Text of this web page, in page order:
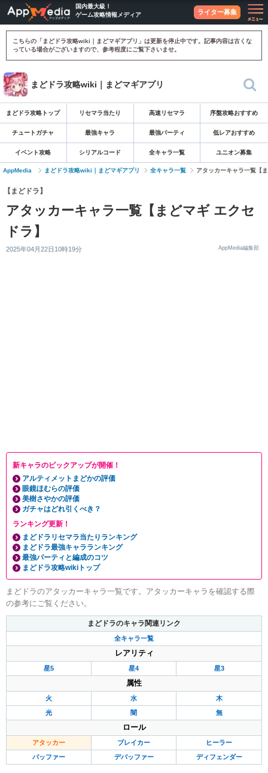
国内最大級！
ゲーム攻略情報メディア
ライター募集
こちらの「まどドラ攻略wiki｜まどマギアプリ」は更新を停止中です。記事内容は古くな
っている場合がございますので、参考程度にご覧下さいませ。
まどドラ攻略wiki｜まどマギアプリ
まどドラ攻略トップ リセマラ当たり 高速リセマラ 序盤攻略おすすめ
チュートガチャ 最強キャラ 最強パーティ 低レアおすすめ
イベント攻略 シリアルコード 全キャラ一覧 ユニオン募集
AppMedia まどドラ攻略wiki｜まどマギアプリ 全キャラ一覧 アタッカーキャラ一覧【
【まどドラ】
アタッカーキャラ一覧【まどマギ エクセ
ドラ】
2025年04月22日10時19分 AppMedia編集部
新キャラのピックアップが開催！
アルティメットまどかの評価
眼鏡ほむらの評価
美樹さやかの評価
ガチャはどれ引くべき？
ランキング更新！
まどドラリセマラ当たりランキング
まどドラ最強キャラランキング
最強パーティと編成のコツ
まどドラ攻略wikiトップ
まどドラのアタッカーキャラ一覧です。アタッカーキャラを確認する際
の参考にご覧ください。
まどドラのキャラ関連リンク
全キャラ一覧
レアリティ
星5 星4 星3
属性
火 水
木
光
闇 無
ロール
アタッカー ブレイカー
ヒーラー
バッファー
デバッファー ディフェンダー